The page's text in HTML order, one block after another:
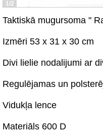
1/2
Taktiskā mugursoma "
Izmēri 53 x 31 x 30 cm
Divi lielie nodalijumi ar
Regulējamas un
Vidukļa lence
Materiāls 600 D